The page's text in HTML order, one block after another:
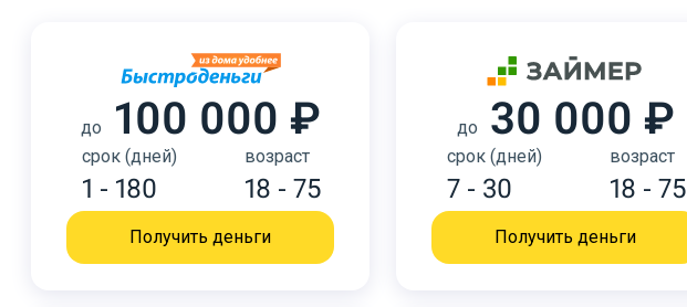
до 100 000 ₽
срок (дней)
1 - 180
возраст
18 - 75
Получить деньги
до 30 000 ₽
срок (дней)
7 - 30
возраст
18 - 75
Получить деньги